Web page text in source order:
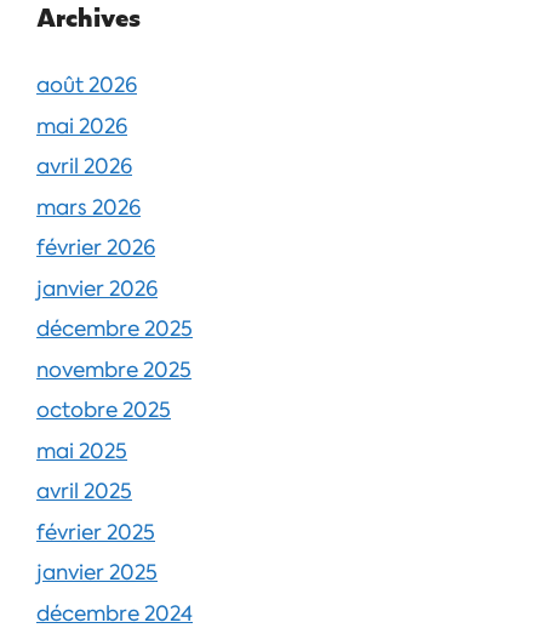
Archives
août 2026
mai 2026
avril 2026
mars 2026
février 2026
janvier 2026
décembre 2025
novembre 2025
octobre 2025
mai 2025
avril 2025
février 2025
janvier 2025
décembre 2024